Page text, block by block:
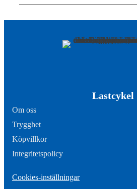
Lastcykel
Om oss
Trygghet
Köpvillkor
Integritetspolicy
Cookies-inställningar